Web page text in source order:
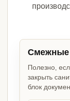
Смежные
Полезно,
закрыть
блок